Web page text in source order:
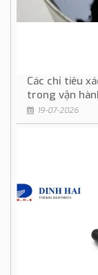
Các chỉ tiêu
trong vận
19-07-2026